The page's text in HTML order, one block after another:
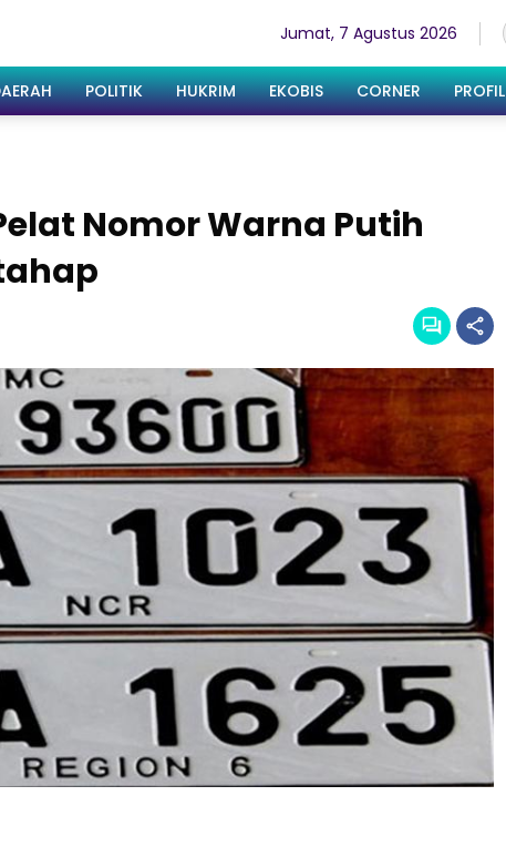
Jumat, 7 Agustus 2026
POLITIK HUKRIM EKOBIS CORNER PROFIL
Nomor Warna Putih